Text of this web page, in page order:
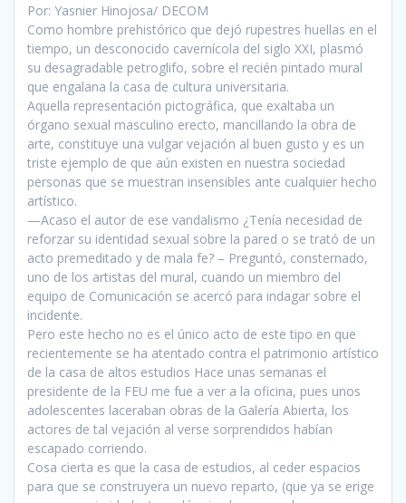
Por: Yasnier Hinojosa/ DECOM
Como hombre prehistórico que dejó rupestres huellas en el
tiempo, un desconocido cavernícola del siglo XXI, plasmó
su desagradable petroglifo, sobre el recién pintado mural
que engalana la casa de cultura universitaria.
Aquella representación pictográfica, que exaltaba un
órgano sexual masculino erecto, mancillando la obra de
arte, constituye una vulgar vejación al buen gusto y es un
triste ejemplo de que aún existen en nuestra sociedad
personas que se muestran insensibles ante cualquier hecho
artístico.
—Acaso el autor de ese vandalismo ¿Tenía necesidad de
reforzar su identidad sexual sobre la pared o se trató de un
acto premeditado y de mala fe? – Preguntó, consternado,
uno de los artistas del mural, cuando un miembro del
equipo de Comunicación se acercó para indagar sobre el
incidente.
Pero este hecho no es el único acto de este tipo en que
recientemente se ha atentado contra el patrimonio artístico
de la casa de altos estudios Hace unas semanas el
presidente de la FEU me fue a ver a la oficina, pues unos
adolescentes laceraban obras de la Galería Abierta, los
actores de tal vejación al verse sorprendidos habían
escapado corriendo.
Cosa cierta es que la casa de estudios, al ceder espacios
para que se construyera un nuevo reparto, (que ya se erige